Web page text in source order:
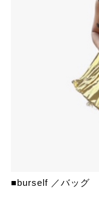
■burself ／バッグ